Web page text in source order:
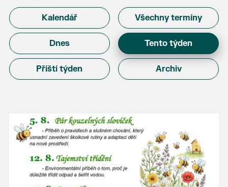
Kalendář Všechny termíny
Dnes Tento týden
Příští týden Archiv